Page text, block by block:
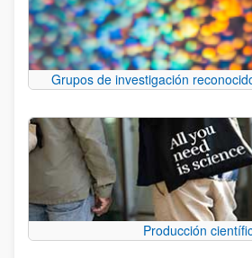
Grupos de investigación
Producción